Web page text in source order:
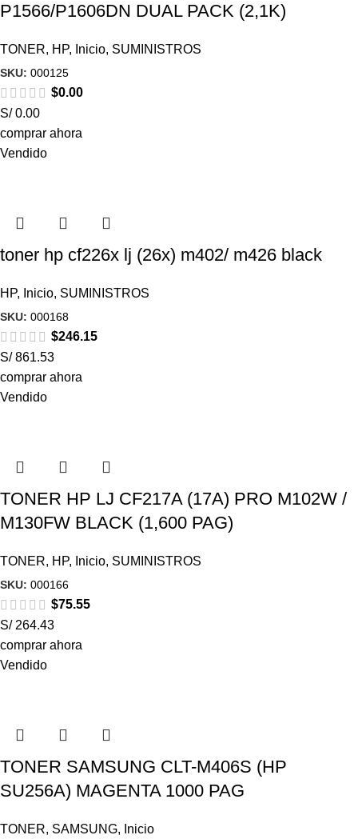
P1566/P1606DN DUAL PACK (2,1K)
TONER, HP, Inicio, SUMINISTROS
SKU: 000125
$0.00
S/ 0.00
comprar ahora
Vendido
toner hp cf226x lj (26x) m402/ m426 black
HP, Inicio, SUMINISTROS
SKU: 000168
$246.15
S/ 861.53
comprar ahora
Vendido
TONER HP LJ CF217A (17A) PRO M102W /
M130FW BLACK (1,600 PAG)
TONER, HP, Inicio, SUMINISTROS
SKU: 000166
$75.55
S/ 264.43
comprar ahora
Vendido
TONER SAMSUNG CLT-M406S (HP
SU256A) MAGENTA 1000 PAG
TONER, SAMSUNG, Inicio